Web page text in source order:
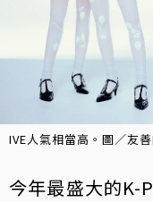
IVE人氣相當高。圖／友
今年最盛大的K-